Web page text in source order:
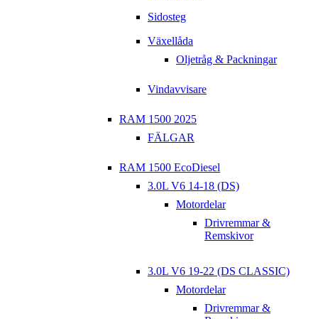
Sidosteg
Växellåda
Oljetråg & Packningar
Vindavvisare
RAM 1500 2025
FÄLGAR
RAM 1500 EcoDiesel
3.0L V6 14-18 (DS)
Motordelar
Drivremmar &
Remskivor
3.0L V6 19-22 (DS CLASSIC)
Motordelar
Drivremmar &